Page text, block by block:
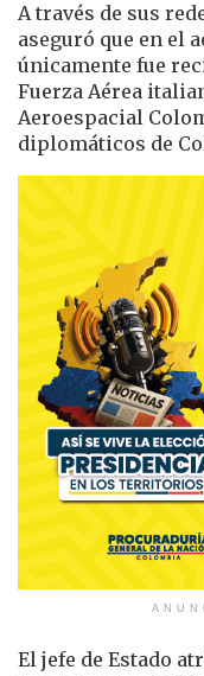
A través de sus
aseguró que en el
únicamente fue
Fuerza Aérea
Aeroespacial
diplomáticos de
El jefe de Estado